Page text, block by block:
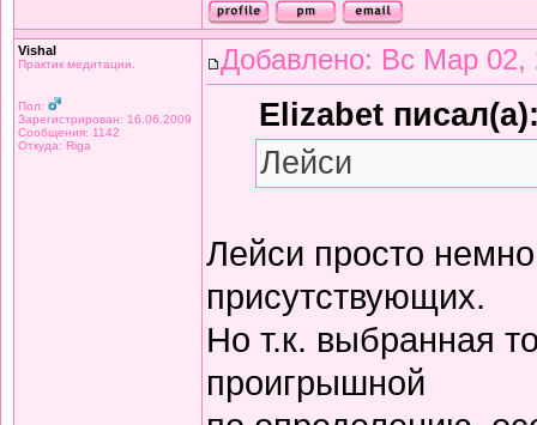
Vishal
Практик медитации.
Пол:
Зарегистрирован: 16.06.2009
Сообщения: 1142
Откуда: Riga
Добавлено: Вс Мар 02,
Elizabet
Лейси
Лейси просто
присутствующих.
Но т.к. выбранная
проигрышной